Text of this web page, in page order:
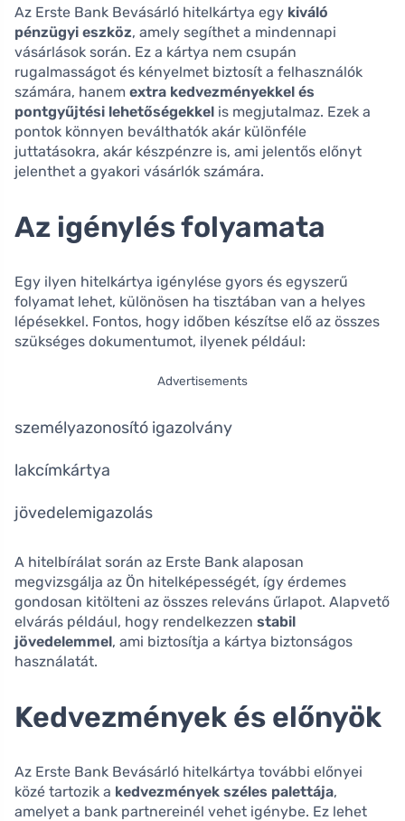
Az Erste Bank Bevásárló hitelkártya egy kiváló
pénzügyi eszköz, amely segíthet a mindennapi
vásárlások során. Ez a kártya nem csupán
rugalmasságot és kényelmet biztosít a felhasználók
számára, hanem extra kedvezményekkel és
pontgyűjtési lehetőségekkel is megjutalmaz. Ezek a
pontok könnyen beválthatók akár különféle
juttatásokra, akár készpénzre is, ami jelentős előnyt
jelenthet a gyakori vásárlók számára.
Az igénylés folyamata
Egy ilyen hitelkártya igénylése gyors és egyszerű
folyamat lehet, különösen ha tisztában van a helyes
lépésekkel. Fontos, hogy időben készítse elő az összes
szükséges dokumentumot, ilyenek például:
Advertisements
személyazonosító igazolvány
lakcímkártya
jövedelemigazolás
A hitelbírálat során az Erste Bank alaposan
megvizsgálja az Ön hitelképességét, így érdemes
gondosan kitölteni az összes releváns űrlapot. Alapvető
elvárás például, hogy rendelkezzen stabil
jövedelemmel, ami biztosítja a kártya biztonságos
használatát.
Kedvezmények és előnyök
Az Erste Bank Bevásárló hitelkártya további előnyei
közé tartozik a kedvezmények széles palettája,
amelyet a bank partnereinél vehet igénybe. Ez lehet